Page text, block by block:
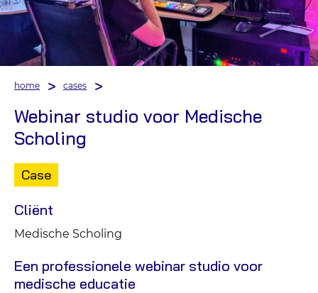
home cases
Webinar studio voor Medische
Scholing
Type
content:
Case
Cliënt
Medische Scholing
Een professionele webinar studio voor
medische educatie